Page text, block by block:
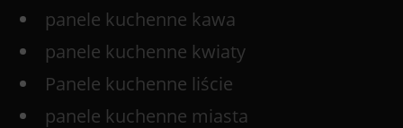
panele kuchenne kawa
panele kuchenne kwiaty
Panele kuchenne liście
panele kuchenne miasta